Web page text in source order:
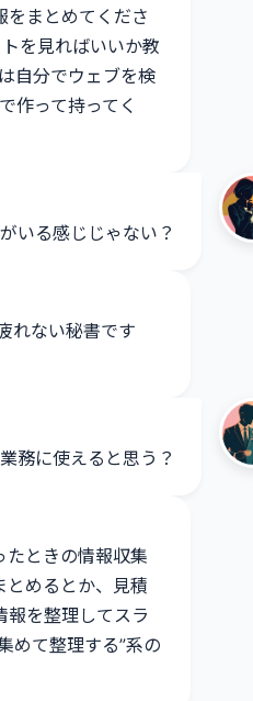
をまとめてくださ
を見ればいいか教
自分でウェブを検
作って持ってく
いる感じじゃない？
れない秘書です
務に使えると思う？
たときの情報収集
とめるとか、見積
報を整理してスラ
めて整理する”系の